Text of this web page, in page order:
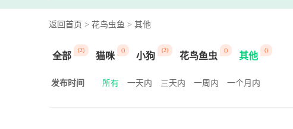
返回首页 > 花鸟虫鱼 > 其他
全部
(2)
猫咪
()
小狗
(2)
花鸟鱼虫
()
其他
()
发布时间 所有 一天内 三天内 一周内 一个月内